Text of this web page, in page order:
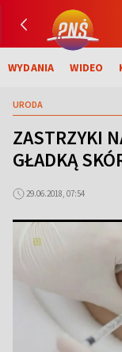
WYDANIA WIDEO
URODA
ZASTRZYKI
GŁADKĄ
29.06.2018, 07:54